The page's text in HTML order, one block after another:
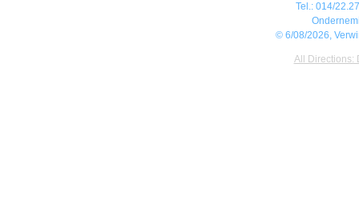
Tel.: 014/
© 6/08/2026,
All Directions: